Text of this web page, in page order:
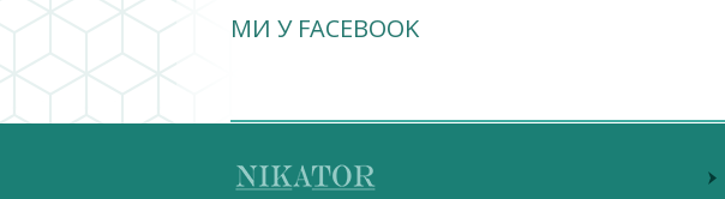
МИ У FACEBOOK